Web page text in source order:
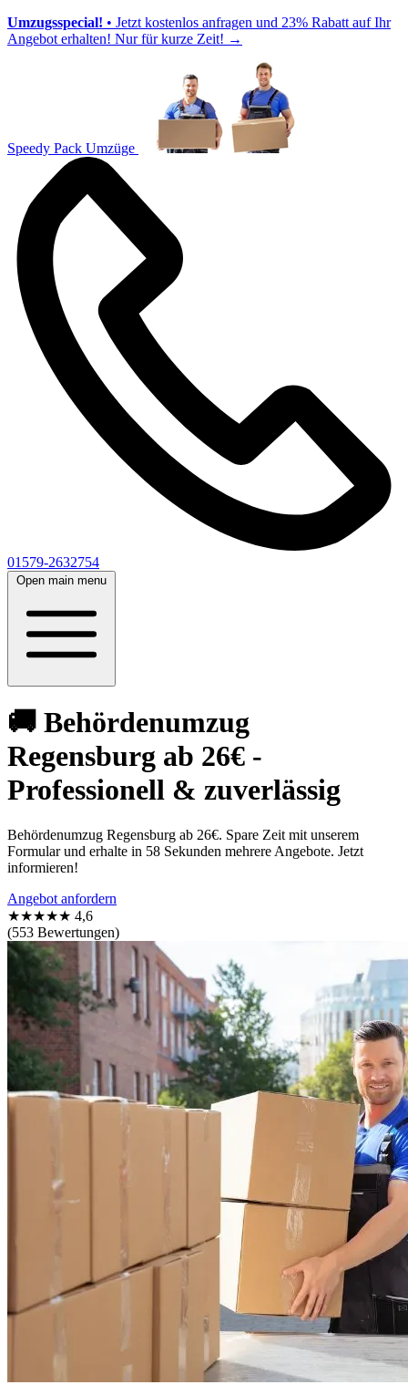
Umzugsspecial! • Jetzt kostenlos anfragen und 23% Rabatt auf Ihr
Angebot erhalten! Nur für kurze Zeit! →
Speedy Pack Umzüge
01579-2632754
Open main menu
🚚 Behördenumzug
Regensburg ab 26€ -
Professionell & zuverlässig
Behördenumzug Regensburg ab 26€. Spare Zeit mit unserem
Formular und erhalte in 58 Sekunden mehrere Angebote. Jetzt
informieren!
Angebot anfordern
★★★★★ 4,6
(553 Bewertungen)